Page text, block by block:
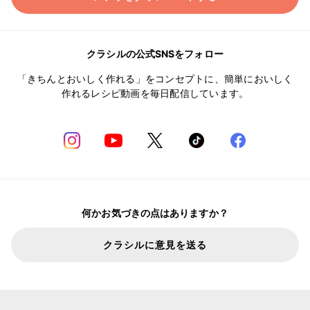
クラシルの公式SNSをフォロー
「きちんとおいしく作れる」をコンセプトに、簡単においしく
作れるレシピ動画を毎日配信しています。
何かお気づきの点はありますか？
クラシルに意見を送る